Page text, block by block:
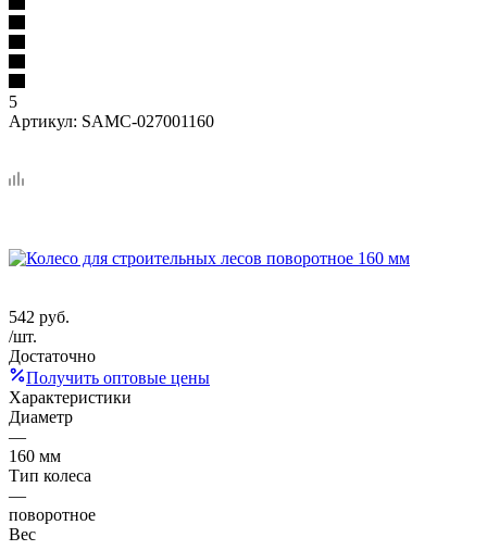
5
Артикул: SAMC-027001160
542 руб.
/шт.
Достаточно
Получить оптовые цены
Характеристики
Диаметр
—
160 мм
Тип колеса
—
поворотное
Вес